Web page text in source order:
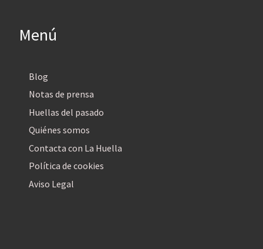
Menú
Blog
Notas de prensa
Huellas del pasado
Quiénes somos
Contacta con La Huella
Política de cookies
Aviso Legal